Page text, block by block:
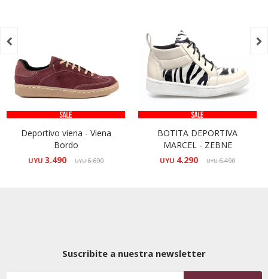
Deportivo viena - Viena
Bordo
UYU 3.490 UYU6.690
BOTITA DEPORTIVA
MARCEL - ZEBNE
UYU 4.290 UYU6.490
 
Suscribite a nuestra newsletter